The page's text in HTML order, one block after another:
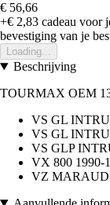
€ 56,66
+€ 2,83 cadeau voor
bevestiging van je
Loading...
Beschrijving
TOURMAX OEM
VS GL
VS GL
VS GLP
VX 800 1990-
VZ